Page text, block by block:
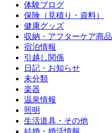
体験ブログ
保険（見積り・資料）
健康グッズ
収納・アフターケア商品
宿泊情報
引越し関係
日記・お知らせ
未分類
楽器
温泉情報
照明
生活道具・その他